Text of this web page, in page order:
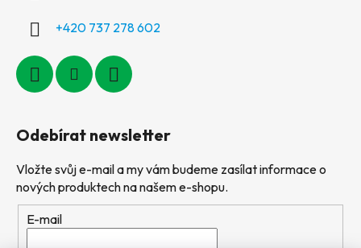
+420 737 278 602
Odebírat newsletter
Vložte svůj e-mail a my vám budeme zasílat informace o
nových produktech na našem e-shopu.
E-mail